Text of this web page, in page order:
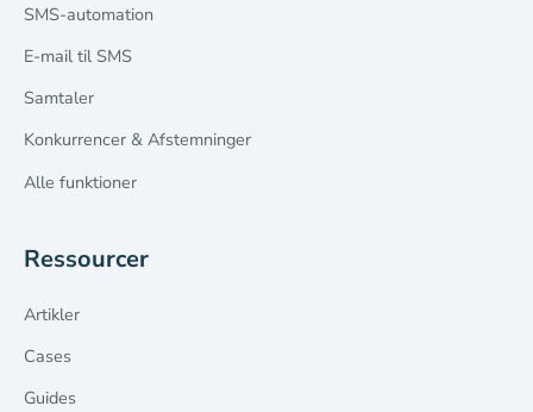
SMS-automation
E-mail til SMS
Samtaler
Konkurrencer & Afstemninger
Alle funktioner
Ressourcer
Artikler
Cases
Guides